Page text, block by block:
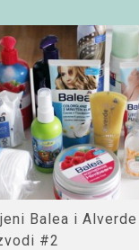
Balea i Alverde
#2